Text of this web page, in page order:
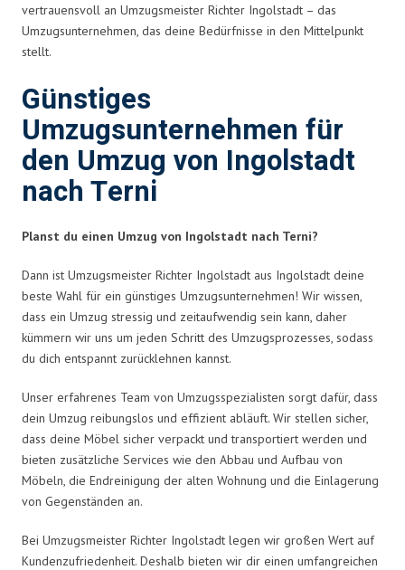
vertrauensvoll an Umzugsmeister Richter Ingolstadt – das
Umzugsunternehmen, das deine Bedürfnisse in den Mittelpunkt
stellt.
Günstiges
Umzugsunternehmen für
den Umzug von Ingolstadt
nach Terni
Planst du einen Umzug von Ingolstadt nach Terni?
Dann ist Umzugsmeister Richter Ingolstadt aus Ingolstadt deine
beste Wahl für ein günstiges Umzugsunternehmen! Wir wissen,
dass ein Umzug stressig und zeitaufwendig sein kann, daher
kümmern wir uns um jeden Schritt des Umzugsprozesses, sodass
du dich entspannt zurücklehnen kannst.
Unser erfahrenes Team von Umzugsspezialisten sorgt dafür, dass
dein Umzug reibungslos und effizient abläuft. Wir stellen sicher,
dass deine Möbel sicher verpackt und transportiert werden und
bieten zusätzliche Services wie den Abbau und Aufbau von
Möbeln, die Endreinigung der alten Wohnung und die Einlagerung
von Gegenständen an.
Bei Umzugsmeister Richter Ingolstadt legen wir großen Wert auf
Kundenzufriedenheit. Deshalb bieten wir dir einen umfangreichen